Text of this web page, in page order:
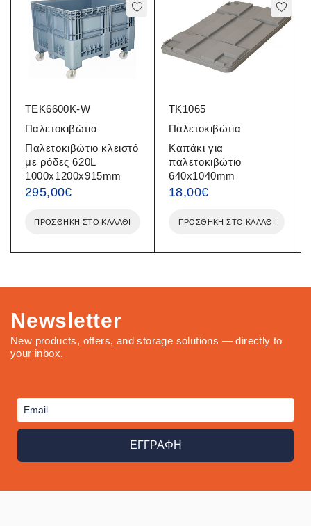
TEK6600K-W
Παλετοκιβώτια
Παλετοκιβώτιο κλειστό
με ρόδες 620L
1000x1200x915mm
295,00€
ΠΡΟΣΘΉΚΗ ΣΤΟ ΚΑΛΆΘΙ
TK1065
Παλετοκιβώτια
Καπάκι για
παλετοκιβώτιο
640x1040mm
18,00€
ΠΡΟΣΘΉΚΗ ΣΤΟ ΚΑΛΆΘΙ
Newsletter
New products, offers, and storage solutions — directly to
your inbox.
ΕΓΓΡΑΦΗ